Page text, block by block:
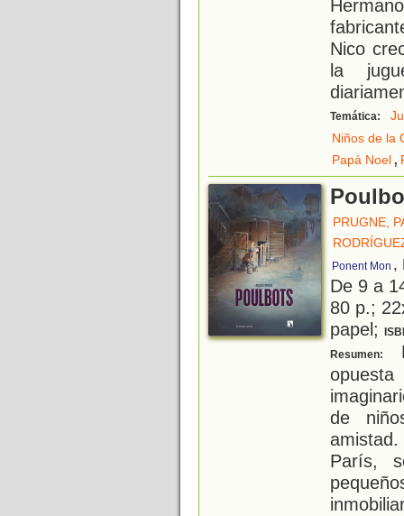
Nico
la
Temática:
Niños de la
Papá Noel,
PRUGNE,
Ponent Mon ,
De 9 a
80 p.;
papel;
Resumen:
de
París,